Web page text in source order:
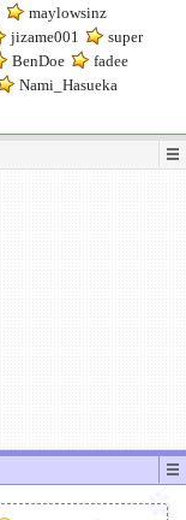
maylowsinz
jizame001
super
BenDoe
fadee
Nami_Hasueka